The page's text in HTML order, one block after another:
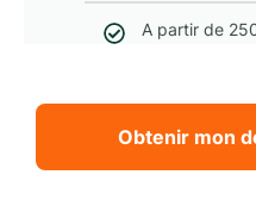
A partir de
Obtenir mon